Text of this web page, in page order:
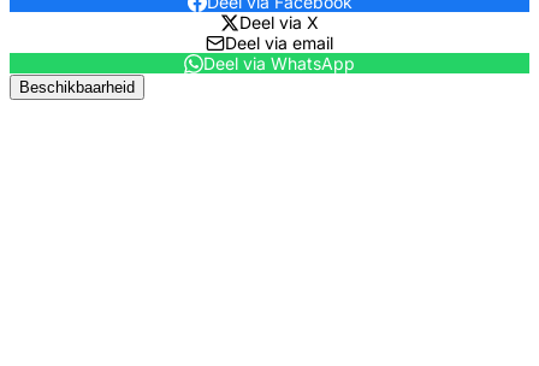
Deel via X
Deel via email
Deel via WhatsApp
Beschikbaarheid